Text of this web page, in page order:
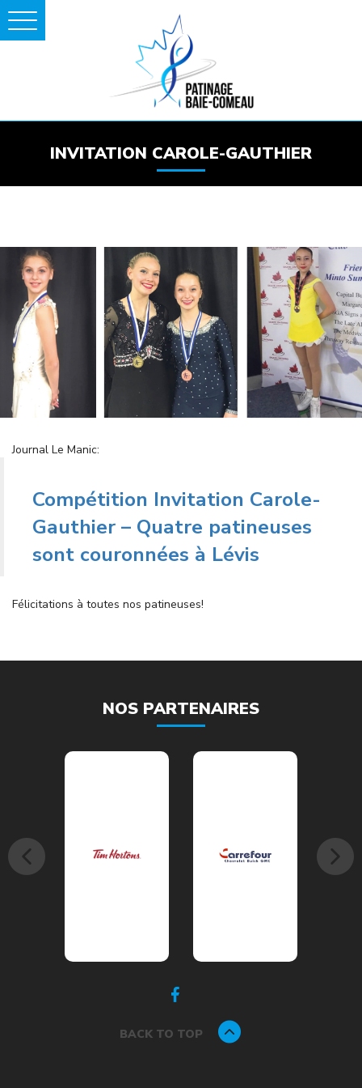
INVITATION CAROLE-GAUTHIER
Journal Le Manic:
Compétition Invitation Carole-
Gauthier – Quatre patineuses
sont couronnées à Lévis
Félicitations à toutes nos patineuses!
NOS PARTENAIRES
BACK TO TOP